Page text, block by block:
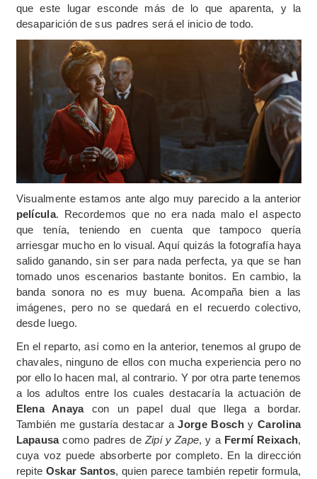
que este lugar esconde más de lo que aparenta, y la
desaparición de sus padres será el inicio de todo.
Visualmente estamos ante algo muy parecido a la anterior
película. Recordemos que no era nada malo el aspecto
que tenía, teniendo en cuenta que tampoco quería
arriesgar mucho en lo visual. Aquí quizás la fotografía haya
salido ganando, sin ser para nada perfecta, ya que se han
tomado unos escenarios bastante bonitos. En cambio, la
banda sonora no es muy buena. Acompaña bien a las
imágenes, pero no se quedará en el recuerdo colectivo,
desde luego.
En el reparto, así como en la anterior, tenemos al grupo de
chavales, ninguno de ellos con mucha experiencia pero no
por ello lo hacen mal, al contrario. Y por otra parte tenemos
a los adultos entre los cuales destacaría la actuación de
Elena Anayacon un papel dual que llega a bordar.
También me gustaría destacar aJorge BoschyCarolina
Lapausacomo padres de Zipi y Zape, y a Fermí Reixach,
cuya voz puede absorberte por completo. En la dirección
repite Oskar Santos, quien parece también repetir formula,